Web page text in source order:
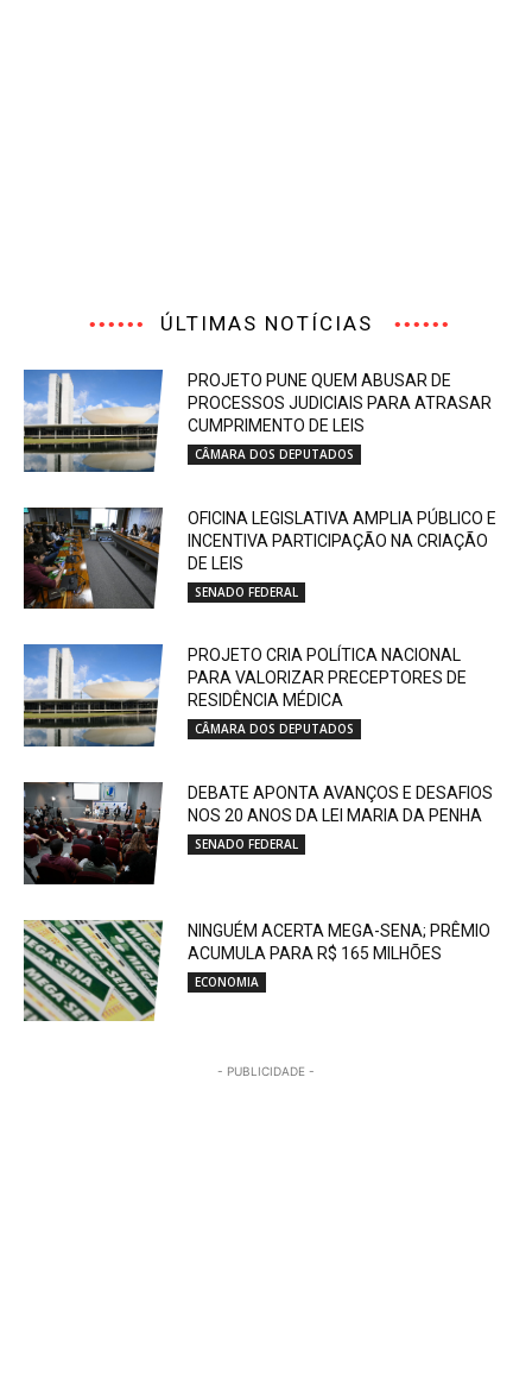
ÚLTIMAS NOTÍCIAS
PROJETO PUNE QUEM ABUSAR DE
PROCESSOS JUDICIAIS PARA ATRASAR
CUMPRIMENTO DE LEIS
CÂMARA DOS DEPUTADOS
OFICINA LEGISLATIVA AMPLIA PÚBLICO E
INCENTIVA PARTICIPAÇÃO NA CRIAÇÃO
DE LEIS
SENADO FEDERAL
PROJETO CRIA POLÍTICA NACIONAL
PARA VALORIZAR PRECEPTORES DE
RESIDÊNCIA MÉDICA
CÂMARA DOS DEPUTADOS
DEBATE APONTA AVANÇOS E DESAFIOS
NOS 20 ANOS DA LEI MARIA DA PENHA
SENADO FEDERAL
NINGUÉM ACERTA MEGA-SENA; PRÊMIO
ACUMULA PARA R$ 165 MILHÕES
ECONOMIA
- PUBLICIDADE -